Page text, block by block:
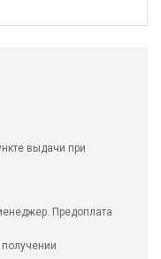
выдачи при
Предоплата